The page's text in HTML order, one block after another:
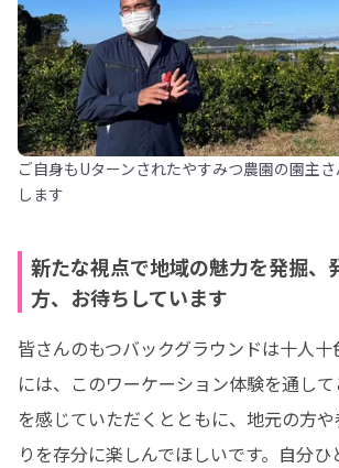
ご自身もUターンされたやすみつ農園の園主
します
新たな視点で地域の魅力を発掘、
方、お待ちしています
皆さんのもつバックグラウンドは十人
には、このワーケーション体験を通し
を感じていただくとともに、地元の方
りを存分に楽しんでほしいです。自分